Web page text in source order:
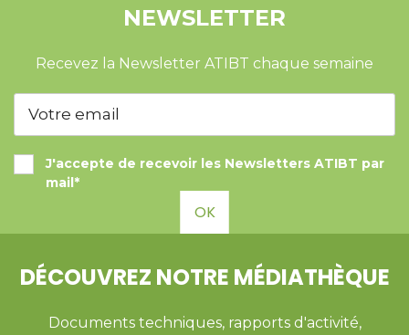
NEWSLETTER
Recevez la Newsletter ATIBT chaque semaine
J'accepte de recevoir les Newsletters ATIBT par
mail*
OK
DÉCOUVREZ NOTRE MÉDIATHÈQUE
Documents techniques, rapports d'activité,